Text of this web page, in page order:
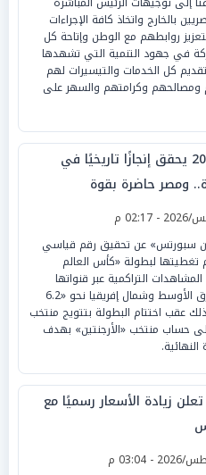
بالخارج واتخاذ كافة الإجراءات
روابطهم مع الوطن وإتاحة كل
في جهود التنمية التي تشهدها
كل الخدمات والتيسيرات لهم
ومصالحهم وكرامتهم والسهر على
كأس العالم 2026 يحقق إنجازًا تاريخيًا في
ومصر حاضرة بقوة
سبورتس» عن تحقيق رقم قياسي
لبطولة «كأس العالم
المشاهدات التراكمية عبر قنواتها
بداخل منطقة الشرق الأوسط وشمال إفريقيا نحو «6.2
عقب اختتام البطولة بتتويج منتخب
حساب منتخب «الأرجنتين» بهدف
زيادة الأسعار رسميًا مع